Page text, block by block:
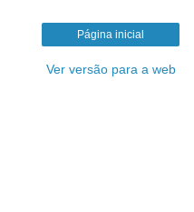
Página inicial
Ver versão para a web